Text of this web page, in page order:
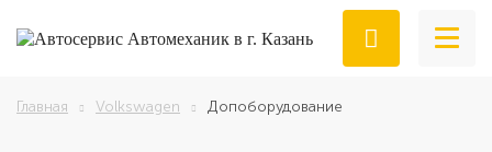
Главная Volkswagen Допоборудование